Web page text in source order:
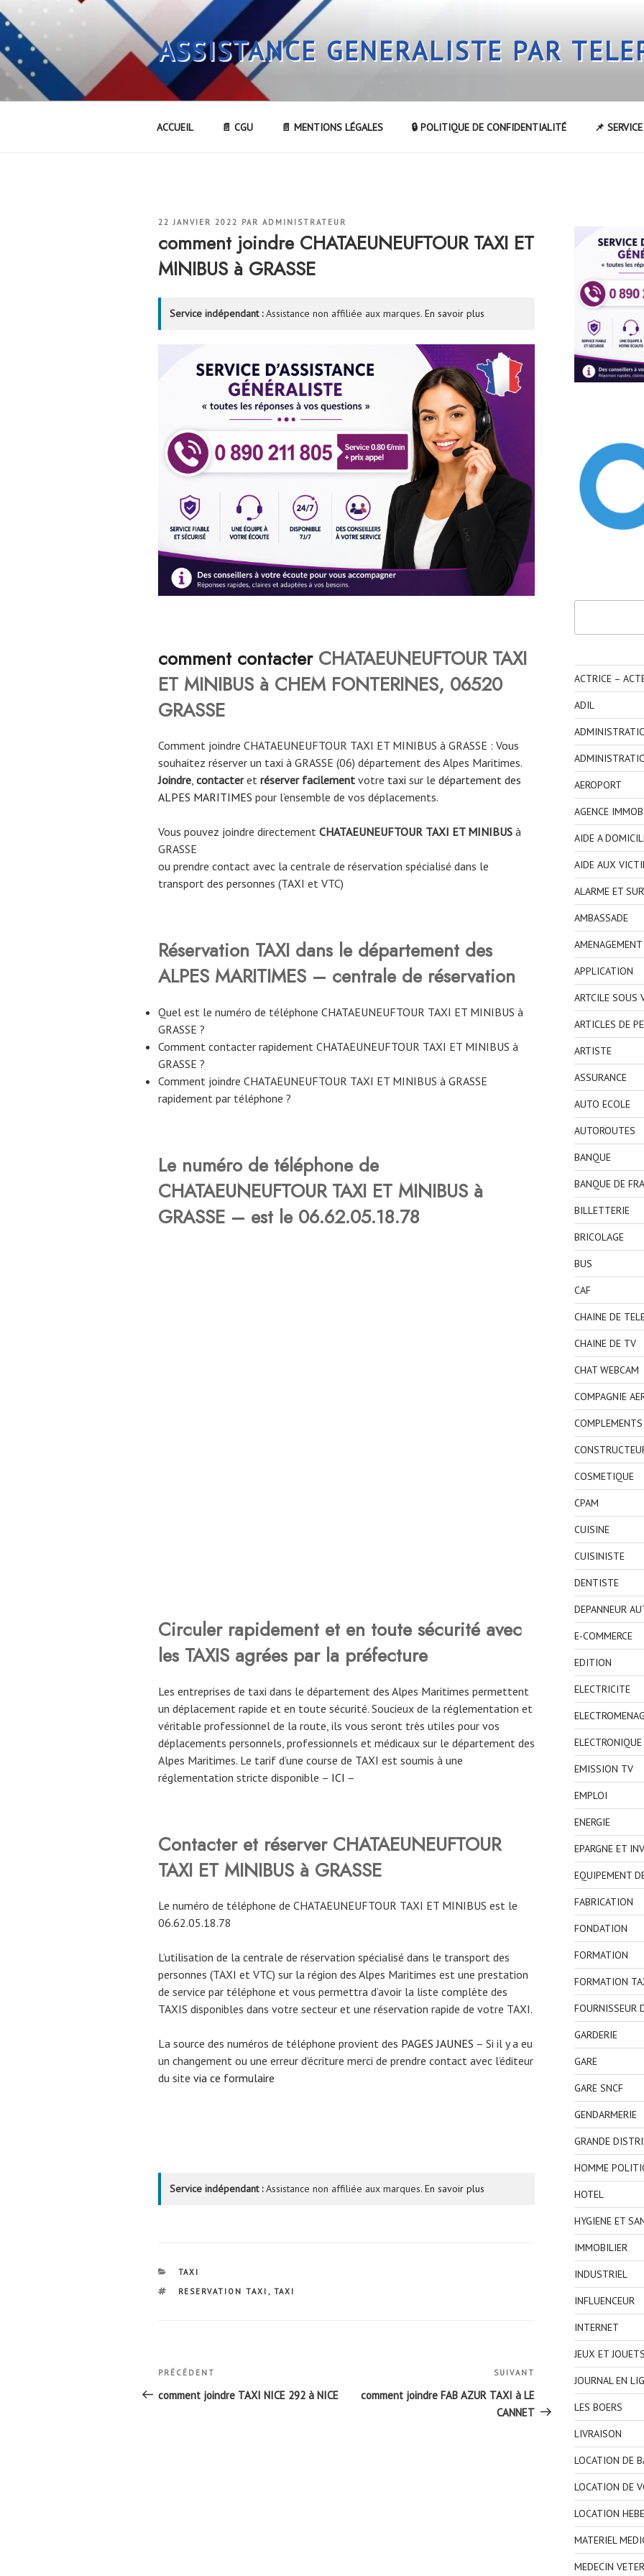
Aller
au
contenu
principal
ASSISTANCE GENERALISTE PAR
ACCUEIL 📄 CGU 📄 MENTIONS LÉGALES 🔒 POLITIQUE DE CONFIDENTIALITÉ 📌
PUBLIÉ
22 JANVIER 2022 PAR ADMINISTRATEUR
comment joindre CHATAEUNEUFTOUR TAXI ET
MINIBUS à GRASSE
Service indépendant :Assistance non affiliée aux marques. En savoir plus
comment contacterCHATAEUNEUFTOUR TAXI
ET MINIBUS à CHEM FONTERINES, 06520
GRASSE
Comment joindre CHATAEUNEUFTOUR TAXI ET MINIBUS à GRASSE : Vous
souhaitez réserver un taxi à GRASSE (06) département des Alpes Maritimes.
Joindre, contacteret réserver facilement votre taxi sur le département des
ALPES MARITIMES pour l’ensemble de vos déplacements.
Vous pouvez joindre directement CHATAEUNEUFTOUR TAXI ET MINIBUS à
GRASSE
ou prendre contact avec la centrale de réservation spécialisé dans le
transport des personnes (TAXI et VTC)
Réservation TAXI dans le département des
ALPES MARITIMES – centrale de réservation
Quel est le numéro de téléphone CHATAEUNEUFTOUR TAXI ET MINIBUS à
GRASSE ?
Comment contacter rapidement CHATAEUNEUFTOUR TAXI ET MINIBUS à
GRASSE ?
Comment joindre CHATAEUNEUFTOUR TAXI ET MINIBUS à GRASSE
rapidement par téléphone ?
Le numéro de téléphone de
CHATAEUNEUFTOUR TAXI ET MINIBUS à
GRASSE – est le 06.62.05.18.78
Circuler rapidement et en toute sécurité avec
les TAXIS agrées par la préfecture
Les entreprises de taxi dans le département des Alpes Maritimes permettent
un déplacement rapide et en toute sécurité. Soucieux de la réglementation et
véritable professionnel de la route, ils vous seront très utiles pour vos
déplacements personnels, professionnels et médicaux sur le département des
Alpes Maritimes. Le tarif d’une course de TAXI est soumis à une
réglementation stricte disponible – ICI –
Contacter et réserver CHATAEUNEUFTOUR
TAXI ET MINIBUS à GRASSE
Le numéro de téléphone de CHATAEUNEUFTOUR TAXI ET MINIBUS est le
06.62.05.18.78
L’utilisation de la centrale de réservation spécialisé dans le transport des
personnes (TAXI et VTC) sur la région des Alpes Maritimes est une prestation
de service par téléphone et vous permettra d’avoir la liste complète des
TAXIS disponibles dans votre secteur et une réservation rapide de votre TAXI.
La source des numéros de téléphone provient des PAGES JAUNES – Si il y a eu
un changement ou une erreur d’écriture merci de prendre contact avec l’éditeur
du site via ce formulaire
Service indépendant :Assistance non affiliée aux marques. En savoir plus
CATÉGORIES
TAXI
ÉTIQUETTES
RESERVATION TAXI , TAXI
Navigation
de
Article
précédent
PRÉCÉDENT
comment joindre TAXI NICE 292 à NICE
suivant
SUIVANT
comment joindre FAB AZUR TAXI à LE
CANNET
ACTRICE –
ADIL
AEROPORT
AGENCE
AIDE A
AIDE AUX
ALARME ET
AMBASSADE
APPLICATION
ARTCILE SOUS
ARTICLES DE
ARTISTE
ASSURANCE
AUTO ECOLE
AUTOROUTES
BANQUE
BANQUE DE
BILLETTERIE
BRICOLAGE
BUS
CAF
CHAINE DE
CHAINE DE TV
CHAT WEBCAM
COMPAGNIE
COSMETIQUE
CPAM
CUISINE
CUISINISTE
DENTISTE
DEPANNEUR
E-COMMERCE
EDITION
ELECTRICITE
EMISSION TV
EMPLOI
ENERGIE
EPARGNE ET
EQUIPEMENT
FABRICATION
FONDATION
FORMATION
FORMATION
FOURNISSEUR
GARDERIE
GARE
GARE SNCF
GENDARMERIE
GRANDE
HOMME
HOTEL
HYGIENE ET
IMMOBILIER
INDUSTRIEL
INFLUENCEUR
INTERNET
JEUX ET JOUETS
JOURNAL EN
LES BOERS
LIVRAISON
LOCATION DE
LOCATION DE
LOCATION
MATERIEL
MEDECIN